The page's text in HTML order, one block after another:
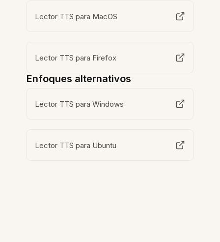
Lector TTS para MacOS
Lector TTS para Firefox
Enfoques alternativos
Lector TTS para Windows
Lector TTS para Ubuntu